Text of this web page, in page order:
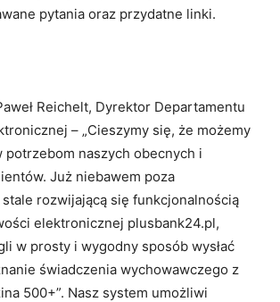
pytania oraz przydatne linki.
Reichelt, Dyrektor Departamentu
– „Cieszymy się, że możemy
potrzebom naszych obecnych i
Już niebawem poza
rozwijającą się funkcjonalnością
elektronicznej plusbank24.pl,
w prosty i wygodny sposób wysłać
świadczenia wychowawczego z
500+”. Nasz system umożliwi